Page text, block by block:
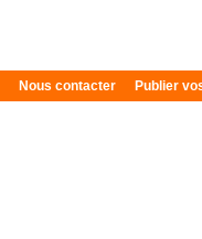
Nous contacter Publier